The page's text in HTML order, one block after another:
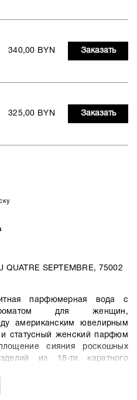
340,00 BYN Заказать
325,00 BYN Заказать
SEPTEMBRE, 75002
парфюмерная вода с
ароматом для женщин,
американским ювелирным
статусный женский парфюм
сияния роскошных
из 18-ти каратного